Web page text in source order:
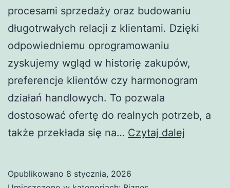
procesami sprzedaży oraz budowaniu
długotrwałych relacji z klientami. Dzięki
odpowiedniemu oprogramowaniu
zyskujemy wgląd w historię zakupów,
preferencje klientów czy harmonogram
działań handlowych. To pozwala
dostosować ofertę do realnych potrzeb, a
także przekłada się na… Czytaj dalej
Opublikowano 8 stycznia, 2026